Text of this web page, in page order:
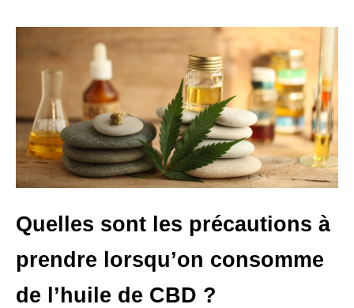
Quelles sont les précautions à
prendre lorsqu’on consomme
de l’huile de CBD ?